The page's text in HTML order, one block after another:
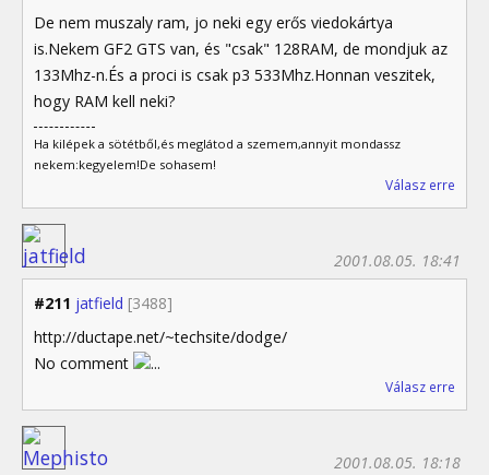
De nem muszaly ram, jo neki egy erős viedokártya
is.Nekem GF2 GTS van, és "csak" 128RAM, de mondjuk az
133Mhz-n.És a proci is csak p3 533Mhz.Honnan veszitek,
hogy RAM kell neki?
Ha kilépek a sötétből,és meglátod a szemem,annyit mondassz
nekem:kegyelem!De sohasem!
Válasz erre
#211 jatfield [3488]
2001.08.05. 18:41
http://ductape.net/~techsite/dodge/
No comment
...
Válasz erre
2001.08.05. 18:18